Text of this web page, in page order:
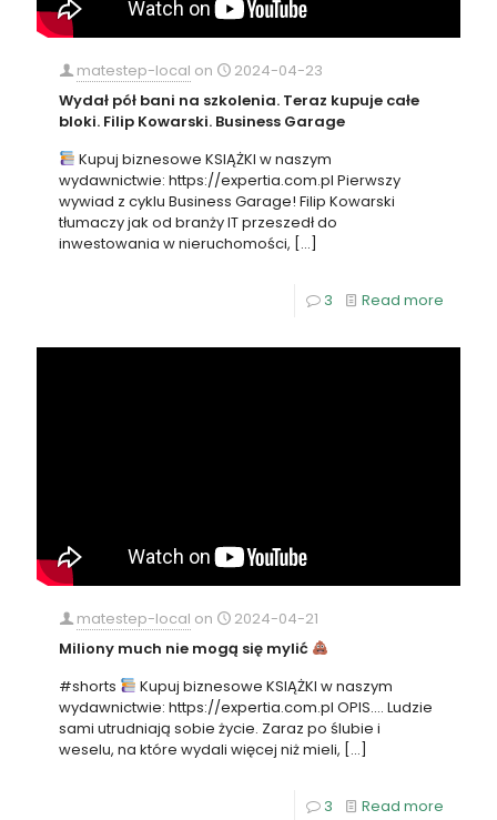
matestep-local on
2024-04-23
Wydał pół bani na szkolenia. Teraz kupuje całe
bloki. Filip Kowarski. Business Garage
Kupuj biznesowe KSIĄŻKI w naszym
wydawnictwie: https://expertia.com.pl Pierwszy
wywiad z cyklu Business Garage! Filip Kowarski
tłumaczy jak od branży IT przeszedł do
inwestowania w nieruchomości, […]
3 Read more
matestep-local on
2024-04-21
Miliony much nie mogą się mylić
#shorts
Kupuj biznesowe KSIĄŻKI w naszym
wydawnictwie: https://expertia.com.pl OPIS…. Ludzie
sami utrudniają sobie życie. Zaraz po ślubie i
weselu, na które wydali więcej niż mieli, […]
3 Read more